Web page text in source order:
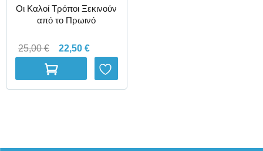
Οι Kαλοί Tρόποι Ξεκινούν
από το Πρωινό
25,00€ 22,50€